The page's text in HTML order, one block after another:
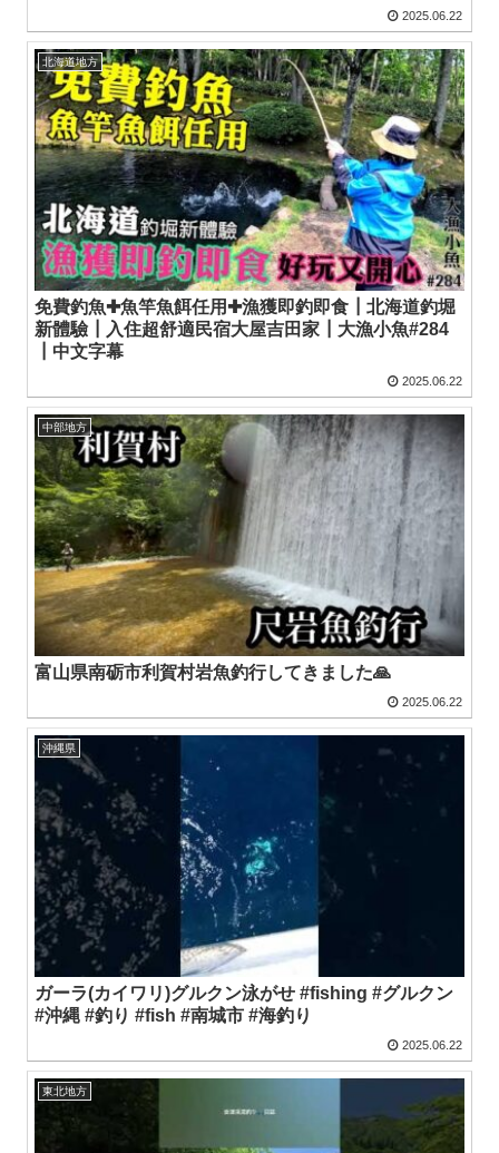
2025.06.22
北海道地方
免費釣魚✚魚竿魚餌任用✚漁獲即釣即食┃北海道釣堀
新體驗┃入住超舒適民宿大屋吉田家┃大漁小魚#284
┃中文字幕
2025.06.22
中部地方
富山県南砺市利賀村岩魚釣行してきました🙏
2025.06.22
沖縄県
ガーラ(カイワリ)グルクン泳がせ #fishing #グルクン
#沖縄 #釣り #fish #南城市 #海釣り
2025.06.22
東北地方